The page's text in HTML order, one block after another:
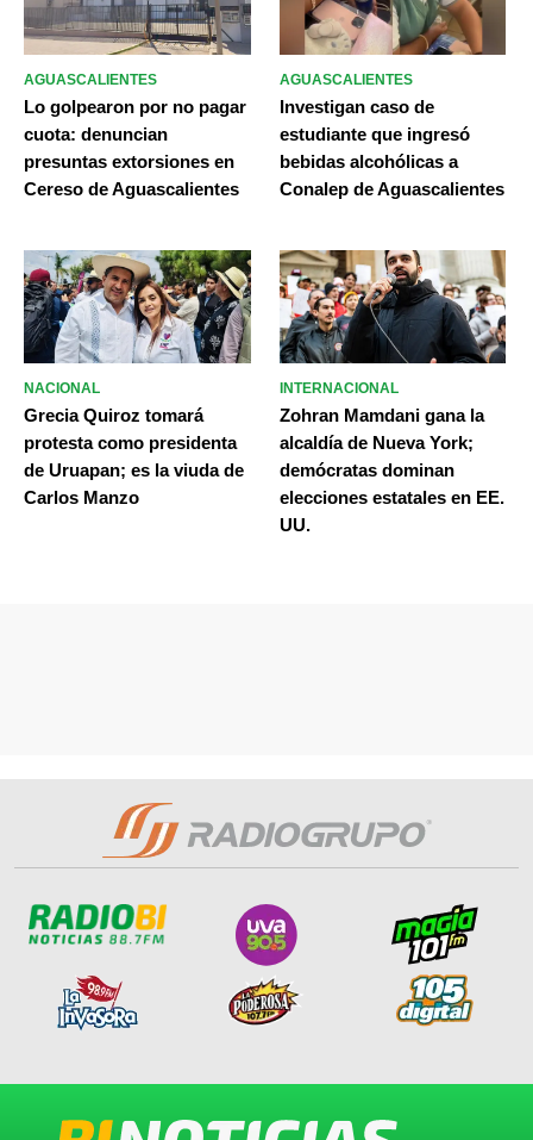
AGUASCALIENTES
Lo golpearon por no pagar
cuota: denuncian
presuntas extorsiones en
Cereso de Aguascalientes
AGUASCALIENTES
Investigan caso de
estudiante que ingresó
bebidas alcohólicas a
Conalep de Aguascalientes
NACIONAL
Grecia Quiroz tomará
protesta como presidenta
de Uruapan; es la viuda de
Carlos Manzo
INTERNACIONAL
Zohran Mamdani gana la
alcaldía de Nueva York;
demócratas dominan
elecciones estatales en EE.
UU.